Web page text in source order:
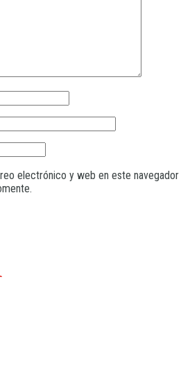
electrónico y web en este navegador